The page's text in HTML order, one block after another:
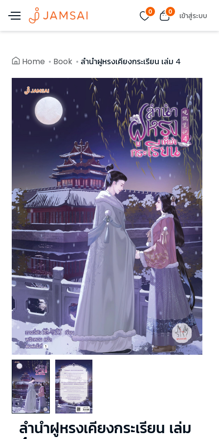
0 0 เข้าสู่ระบบ
Home Book ลำนำฝูหรงเคียงกระเรียน เล่ม 4
ลำนำฝูหรงเคียงกระเรียน เล่ม